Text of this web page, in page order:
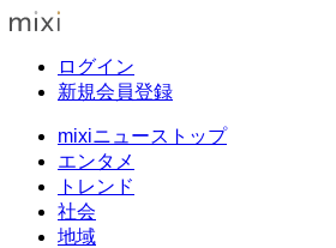
ログイン
新規会員登録
mixiニューストップ
エンタメ
トレンド
社会
地域